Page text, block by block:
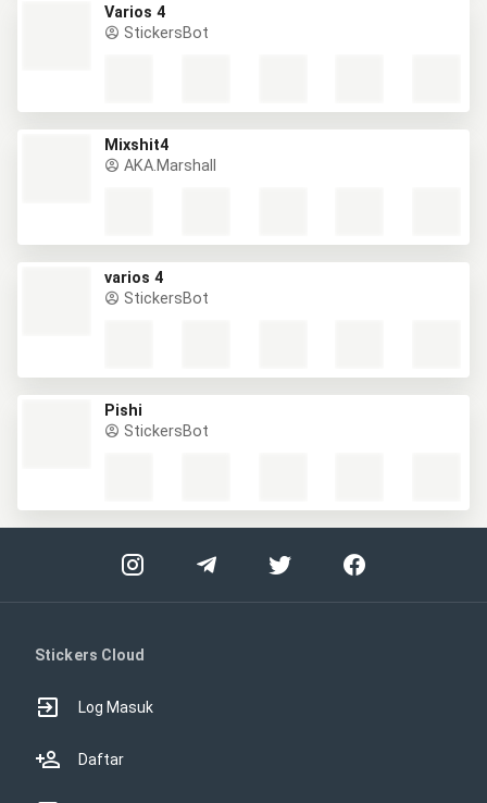
Varios 4
StickersBot
Mixshit4
AKA.Marshall
varios 4
StickersBot
Pishi
StickersBot
Stickers Cloud
Log Masuk
Daftar